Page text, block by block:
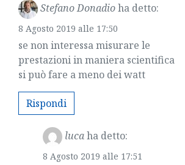
Stefano Donadioha detto:
8 Agosto 2019 alle 17:50
se non interessa misurare le
prestazioni in maniera scientifica
si può fare a meno dei watt
Rispondi
lucaha detto:
8 Agosto 2019 alle 17:51